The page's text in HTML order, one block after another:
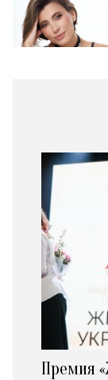
Премия